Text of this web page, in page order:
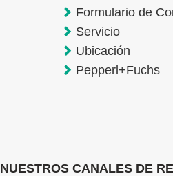
Formulario de
Servicio
Ubicación
Pepperl+Fuchs
NUESTROS CANALES DE